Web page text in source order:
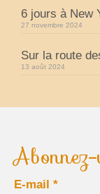
6 jours à New
27 novembre 2024
Sur la route
13 août 2024
E-mail *